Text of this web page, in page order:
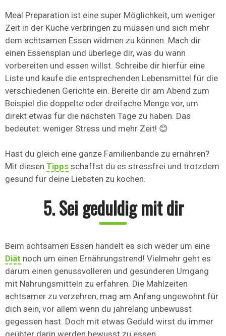
Meal Preparation ist eine super Möglichkeit, um weniger
Zeit in der Küche verbringen zu müssen und sich mehr
dem achtsamen Essen widmen zu können. Mach dir
einen Essensplan und überlege dir, was du wann
vorbereiten und essen willst. Schreibe dir hierfür eine
Liste und kaufe die entsprechenden Lebensmittel für die
verschiedenen Gerichte ein. Bereite dir am Abend zum
Beispiel die doppelte oder dreifache Menge vor, um
direkt etwas für die nächsten Tage zu haben. Das
bedeutet: weniger Stress und mehr Zeit! 😊
Hast du gleich eine ganze Familienbande zu ernähren?
Mit diesen Tipps schaffst du es stressfrei und trotzdem
gesund für deine Liebsten zu kochen.
5. Sei geduldig mit dir
Beim achtsamen Essen handelt es sich weder um eine
Diät noch um einen Ernährungstrend! Vielmehr geht es
darum einen genussvolleren und gesünderen Umgang
mit Nahrungsmitteln zu erfahren. Die Mahlzeiten
achtsamer zu verzehren, mag am Anfang ungewohnt für
dich sein, vor allem wenn du jahrelang unbewusst
gegessen hast. Doch mit etwas Geduld wirst du immer